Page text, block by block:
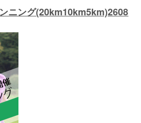
ニング(20km10km5km)2608